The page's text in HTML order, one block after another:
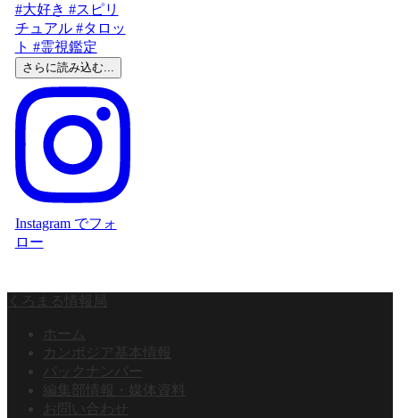
さらに読み込む...
Instagram でフォ
ロー
くろまる情報局
ホーム
カンボジア基本情報
バックナンバー
編集部情報・媒体資料
お問い合わせ